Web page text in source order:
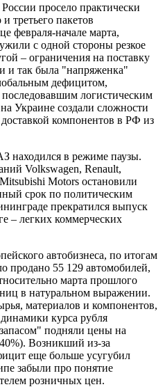
просело практически
третьего пакетов
февраля-начале марта,
с одной стороны резкое
– ограничения на поставку
и так была "напряженка"
дефицитом,
логистическим
Украине создали сложности
доставкой компонентов в РФ из
находился в режиме паузы.
Volkswagen, Renault,
Motors остановили
срок по политическим
прекратился выпуск
– легких коммерческих
автобизнеса, по итогам
продано 55 129 автомобилей,
марта прошлого
в натуральном выражении.
материалов и компонентов,
курса рубля
подняли цены на
Возникший из-за
еще больше усугубил
забыли про понятие
розничных цен.